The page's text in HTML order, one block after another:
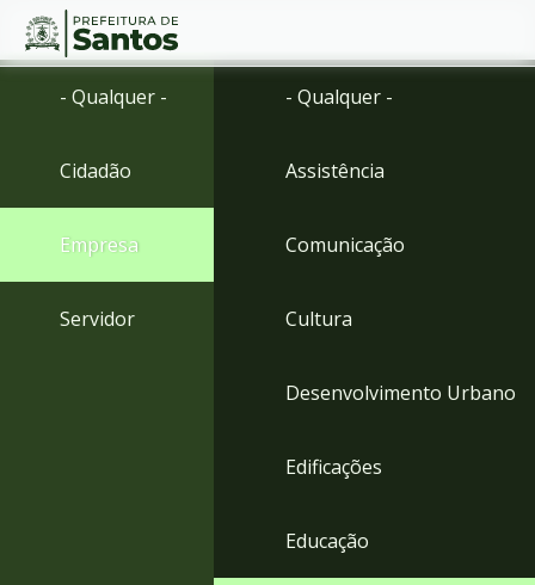
Ir
Ir
menu
Conteúdo
- Qualquer -
Cidadão
Empresa
Servidor
- Qualquer -
Assistência
Comunicação
Cultura
Desenvolvimento Urbano
Edificações
Educação